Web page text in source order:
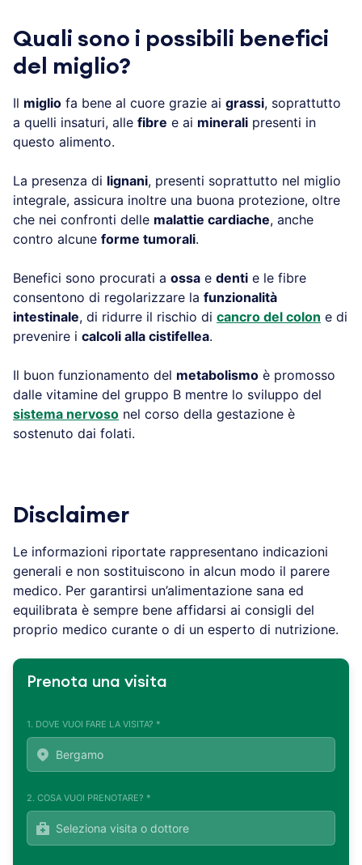
Quali sono i possibili benefici
del miglio?
Il miglio fa bene al cuore grazie ai grassi, soprattutto
a quelli insaturi, alle fibre e ai minerali presenti in
questo alimento.
La presenza di lignani, presenti soprattutto nel miglio
integrale, assicura inoltre una buona protezione, oltre
che nei confronti delle malattie cardiache, anche
contro alcune forme tumorali.
Benefici sono procurati a ossa e denti e le fibre
consentono di regolarizzare la funzionalità
intestinale, di ridurre il rischio di cancro del colon e di
prevenire i calcoli alla cistifellea.
Il buon funzionamento del metabolismo è promosso
dalle vitamine del gruppo B mentre lo sviluppo del
sistema nervoso nel corso della gestazione è
sostenuto dai folati.
Disclaimer
Le informazioni riportate rappresentano indicazioni
generali e non sostituiscono in alcun modo il parere
medico. Per garantirsi un’alimentazione sana ed
equilibrata è sempre bene affidarsi ai consigli del
proprio medico curante o di un esperto di nutrizione.
Prenota una visita
1. DOVE VUOI FARE LA VISITA? *
2. COSA VUOI PRENOTARE? *